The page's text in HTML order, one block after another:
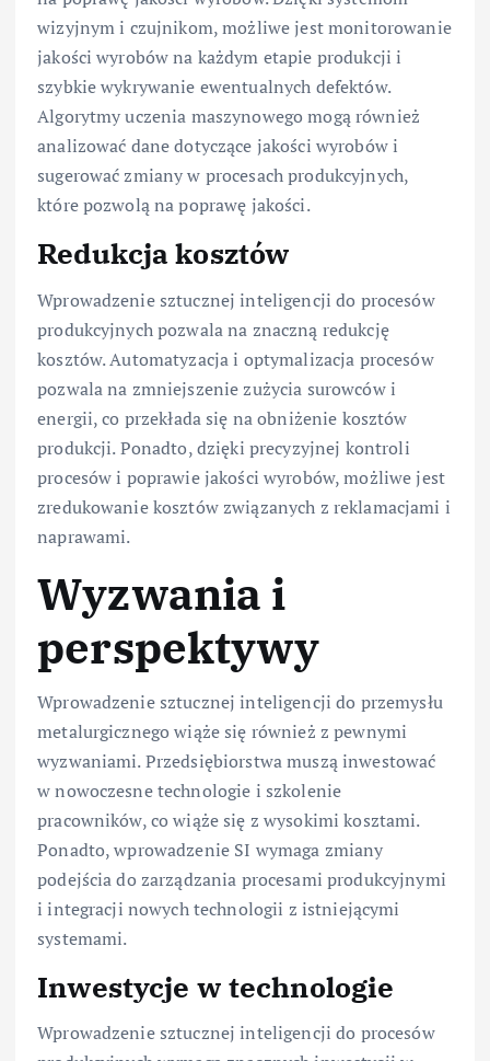
wizyjnym i czujnikom, możliwe jest monitorowanie
jakości wyrobów na każdym etapie produkcji i
szybkie wykrywanie ewentualnych defektów.
Algorytmy uczenia maszynowego mogą również
analizować dane dotyczące jakości wyrobów i
sugerować zmiany w procesach produkcyjnych,
które pozwolą na poprawę jakości.
Redukcja kosztów
Wprowadzenie sztucznej inteligencji do procesów
produkcyjnych pozwala na znaczną redukcję
kosztów. Automatyzacja i optymalizacja procesów
pozwala na zmniejszenie zużycia surowców i
energii, co przekłada się na obniżenie kosztów
produkcji. Ponadto, dzięki precyzyjnej kontroli
procesów i poprawie jakości wyrobów, możliwe jest
zredukowanie kosztów związanych z reklamacjami i
naprawami.
Wyzwania i
perspektywy
Wprowadzenie sztucznej inteligencji do przemysłu
metalurgicznego wiąże się również z pewnymi
wyzwaniami. Przedsiębiorstwa muszą inwestować
w nowoczesne technologie i szkolenie
pracowników, co wiąże się z wysokimi kosztami.
Ponadto, wprowadzenie SI wymaga zmiany
podejścia do zarządzania procesami produkcyjnymi
i integracji nowych technologii z istniejącymi
systemami.
Inwestycje w technologie
Wprowadzenie sztucznej inteligencji do procesów